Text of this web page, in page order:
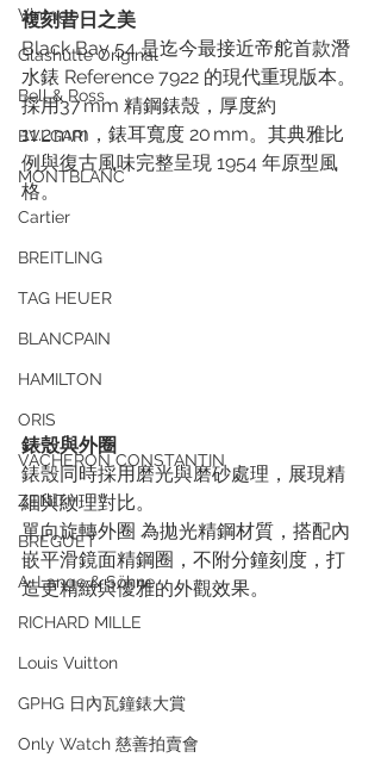
Vintage
Glashütte Original
Bell & Ross
BVLGARI
MONTBLANC
Cartier
BREITLING
TAG HEUER
BLANCPAIN
HAMILTON
ORIS
VACHERON CONSTANTIN
ZENITH
BREGUET
A. Lange & Söhne
RICHARD MILLE
Louis Vuitton
GPHG 日內瓦鐘錶大賞
Only Watch 慈善拍賣會
複刻昔日之美
Black Bay 54 是迄今最接近帝舵首款潛
水錶 Reference 7922 的現代重現版本。
採用37 mm 精鋼錶殼，厚度約
11.2 mm，錶耳寬度 20 mm。其典雅比
例與復古風味完整呈現 1954 年原型風
格。
錶殼與外圈
錶殼同時採用磨光與磨砂處理，展現精
細與紋理對比。
單向旋轉外圈 為拋光精鋼材質，搭配內
嵌平滑鏡面精鋼圈，不附分鐘刻度，打
造更精緻與優雅的外觀效果。